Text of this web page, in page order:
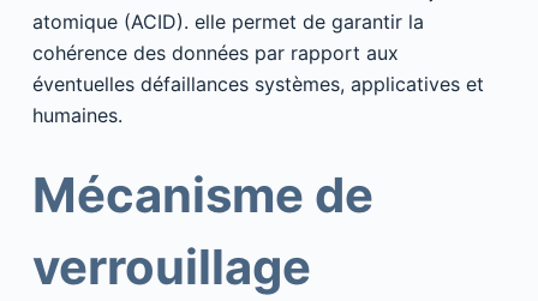
atomique (ACID). elle permet de garantir la
cohérence des données par rapport aux
éventuelles défaillances systèmes, applicatives et
humaines.
Mécanisme de
verrouillage